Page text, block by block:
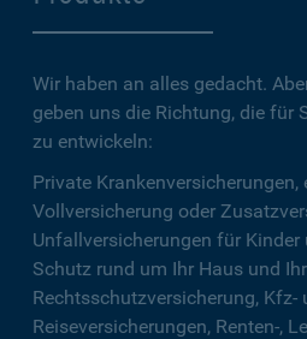
Wir haben an alles gedacht.
geben uns die Richtung, die für
zu entwickeln:
Private Krankenversicherungen,
Vollversicherung oder
Unfallversicherungen für Kinder
Schutz rund um Ihr Haus und
Rechtsschutzversicherung, Kfz-
Reiseversicherungen, Renten-,